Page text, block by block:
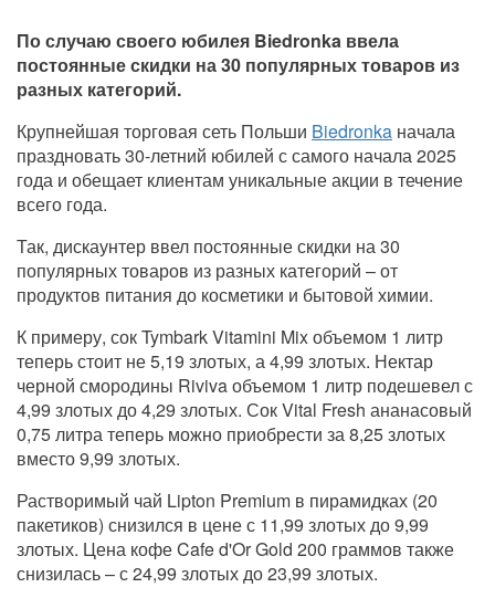
По случаю своего юбилея Biedronka ввела
постоянные скидки на 30 популярных товаров из
разных категорий.
Крупнейшая торговая сеть Польши Biedronka начала
праздновать 30-летний юбилей с самого начала 2025
года и обещает клиентам уникальные акции в течение
всего года.
Так, дискаунтер ввел постоянные скидки на 30
популярных товаров из разных категорий – от
продуктов питания до косметики и бытовой химии.
К примеру, сок Tymbark Vitamini Mix объемом 1 литр
теперь стоит не 5,19 злотых, а 4,99 злотых. Нектар
черной смородины Riviva объемом 1 литр подешевел с
4,99 злотых до 4,29 злотых. Сок Vital Fresh ананасовый
0,75 литра теперь можно приобрести за 8,25 злотых
вместо 9,99 злотых.
Растворимый чай Lipton Premium в пирамидках (20
пакетиков) снизился в цене с 11,99 злотых до 9,99
злотых. Цена кофе Cafe d'Or Gold 200 граммов также
снизилась – с 24,99 злотых до 23,99 злотых.